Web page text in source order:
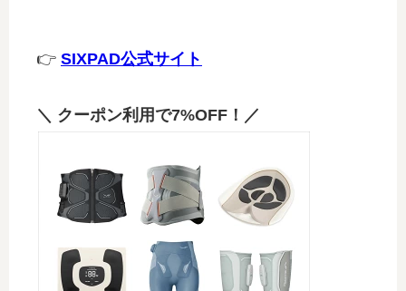
👉 SIXPAD公式サイト
＼ クーポン利用で7%OFF！／